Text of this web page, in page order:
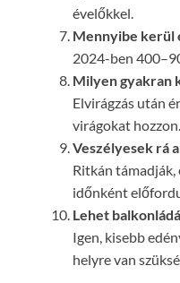
évelőkkel.
Mennyibe kerül
2024-ben
Milyen gyakran
Elvirágzás után
virágokat hozzon.
Veszélyesek rá
Ritkán támadják,
időnként
Lehet
Igen, kisebb
helyre van